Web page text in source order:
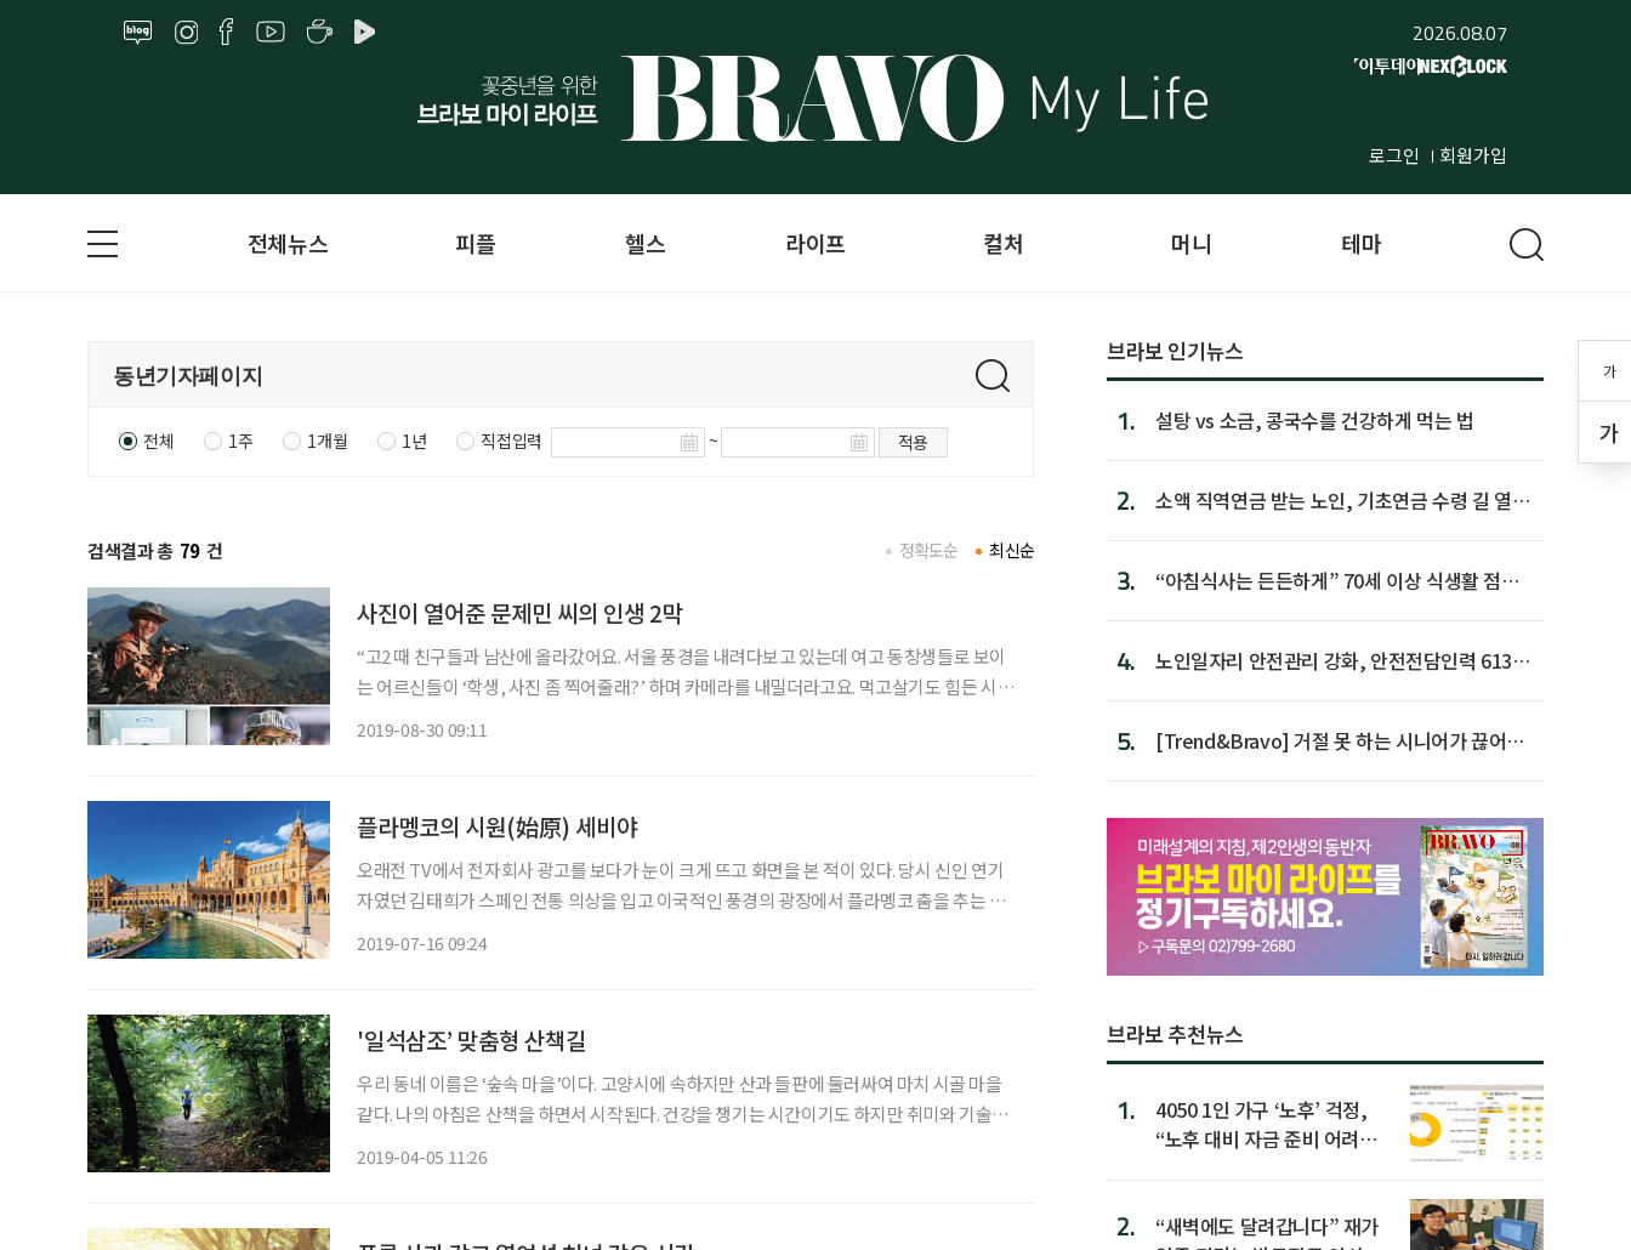
2026.08.07
로그인 회원가입
가
가
전체뉴스 피플 헬스 라이프 컬처 머니 테마
전체 1주 1개월 1년 직접입력 ~ 적용
검색결과 총 79 건 최신순
정확도순
사진이 열어준 문제민 씨의 인생 2막
“고2 때 친구들과 남산에 올라갔어요. 서울 풍경을 내려다보고 있는데 여고 동창생들로 보이
는 어르신들이 ‘학생, 사진 좀 찍어줄래?’ 하며 카메라를 내밀더라고요. 먹고살기도 힘든 시절
2019-08-30 09:11
플라멩코의 시원(始原) 세비야
오래전 TV에서 전자회사 광고를 보다가 눈이 크게 뜨고 화면을 본 적이 있다. 당시 신인 연기
자였던 김태희가 스페인 전통 의상을 입고 이국적인 풍경의 광장에서 플라멩코 춤을 추는 영
2019-07-16 09:24
'일석삼조’ 맞춤형 산책길
우리 동네 이름은 ‘숲속 마을’이다. 고양시에 속하지만 산과 들판에 둘러싸여 마치 시골 마을
같다. 나의 아침은 산책을 하면서 시작된다. 건강을 챙기는 시간이기도 하지만 취미와 기술을
2019-04-05 11:26
브라보 인기뉴스
1. 설탕 vs 소금, 콩국수를 건강하게 먹는 법
2.
소액 직역연금 받는 노인, 기초연금 수령 길 열린
3.
“아침식사는 든든하게” 70세 이상 식생활 점수
4.
노인일자리 안전관리 강화, 안전전담인력 613명
5.
[Trend&Bravo] 거절 못 하는 시니어가 끊어야
브라보 추천뉴스
1.
4050 1인 가구 ‘노후’ 걱정,
“노후 대비 자금 준비 어려
2.
“새벽에도 달려갑니다” 재가